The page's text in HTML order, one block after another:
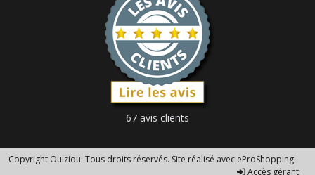
67 avis clients
Copyright Ouiziou. Tous droits réservés. Site réalisé avec eProShopping
Accès gérant